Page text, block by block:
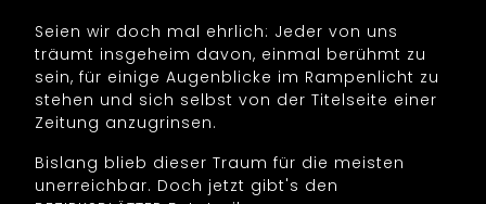
Seien wir doch mal ehrlich: Jeder von uns
träumt insgeheim davon, einmal berühmt zu
sein, für einige Augenblicke im Rampenlicht zu
stehen und sich selbst von der Titelseite einer
Zeitung anzugrinsen.
Bislang blieb dieser Traum für die meisten
unerreichbar. Doch jetzt gibt's den